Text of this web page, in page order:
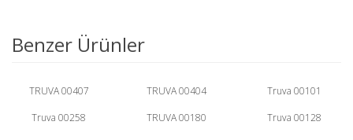
Benzer Ürünler
TRUVA 00407 TRUVA 00404
Truva 00101
Truva 00258
TRUVA 00180 Truva 00128